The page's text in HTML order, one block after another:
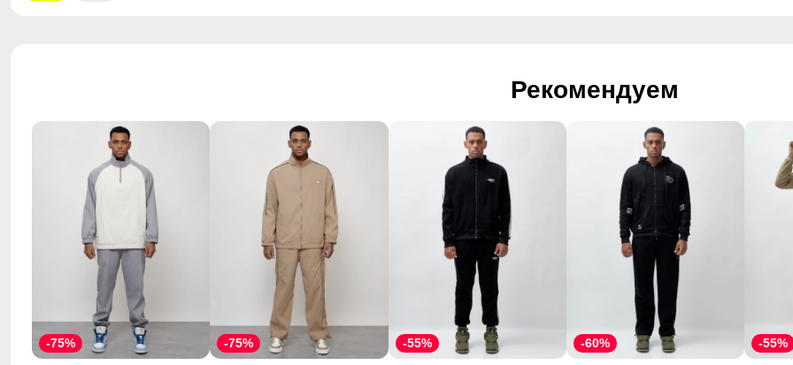
Рекомендуем
-75% -75% -55% -60% -55%